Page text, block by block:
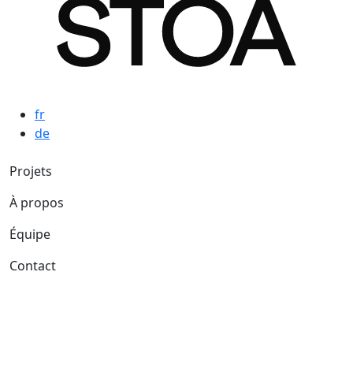
fr
de
Navigation principale
Projets
À propos
Équipe
Contact